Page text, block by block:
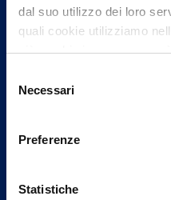
dal suo utilizzo dei loro
quali cookie utilizziamo
più su chi siamo, come
può trovare nel footer del
delNecessari
Preferenze
Statistiche
Contattaci